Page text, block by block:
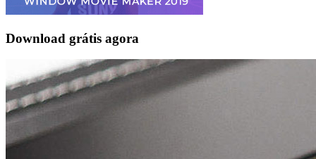
Download grátis agora